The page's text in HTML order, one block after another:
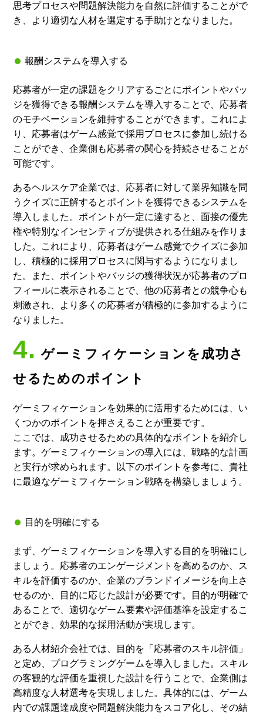
思考プロセスや問題解決能力を自然に評価することがで
き、より適切な人材を選定する手助けとなりました。
報酬システムを導入する
応募者が一定の課題をクリアするごとにポイントやバッ
ジを獲得できる報酬システムを導入することで、応募者
のモチベーションを維持することができます。これによ
り、応募者はゲーム感覚で採用プロセスに参加し続ける
ことができ、企業側も応募者の関心を持続させることが
可能です。
あるヘルスケア企業では、応募者に対して業界知識を問
うクイズに正解するとポイントを獲得できるシステムを
導入しました。ポイントが一定に達すると、面接の優先
権や特別なインセンティブが提供される仕組みを作りま
した。これにより、応募者はゲーム感覚でクイズに参加
し、積極的に採用プロセスに関与するようになりまし
た。また、ポイントやバッジの獲得状況が応募者のプロ
フィールに表示されることで、他の応募者との競争心も
刺激され、より多くの応募者が積極的に参加するように
なりました。
4. ゲーミフィケーションを成功さ
せるためのポイント
ゲーミフィケーションを効果的に活用するためには、い
くつかのポイントを押さえることが重要です。
ここでは、成功させるための具体的なポイントを紹介し
ます。ゲーミフィケーションの導入には、戦略的な計画
と実行が求められます。以下のポイントを参考に、貴社
に最適なゲーミフィケーション戦略を構築しましょう。
目的を明確にする
まず、ゲーミフィケーションを導入する目的を明確にし
ましょう。応募者のエンゲージメントを高めるのか、ス
キルを評価するのか、企業のブランドイメージを向上さ
せるのか、目的に応じた設計が必要です。目的が明確で
あることで、適切なゲーム要素や評価基準を設定するこ
とができ、効果的な採用活動が実現します。
ある人材紹介会社では、目的を「応募者のスキル評価」
と定め、プログラミングゲームを導入しました。スキル
の客観的な評価を重視した設計を行うことで、企業側は
高精度な人材選考を実現しました。具体的には、ゲーム
内での課題達成度や問題解決能力をスコア化し、その結